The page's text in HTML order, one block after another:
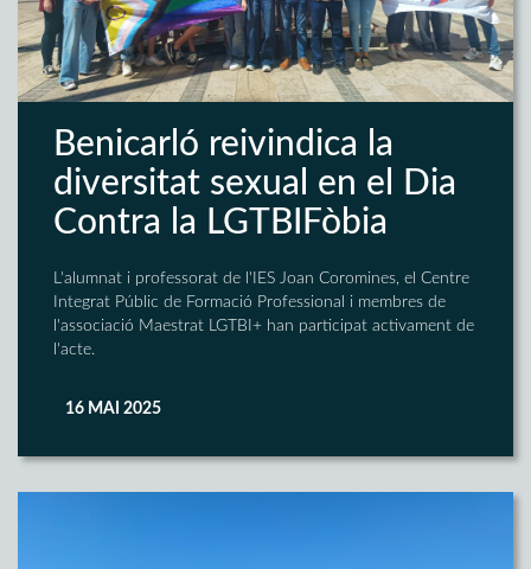
Benicarló reivindica la
diversitat sexual en el Dia
Contra la LGTBIFòbia
L'alumnat i professorat de l'IES Joan Coromines, el Centre
Integrat Públic de Formació Professional i membres de
l'associació Maestrat LGTBI+ han participat activament de
l'acte.
16 MAI 2025